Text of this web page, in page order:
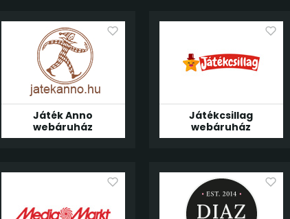
Játék Anno
webáruház
Játékcsillag
webáruház